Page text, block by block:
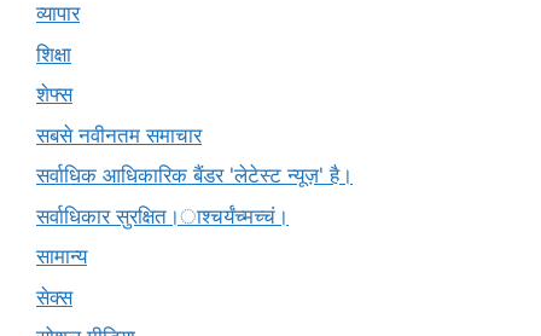
व्यापार
शिक्षा
शेफ्स
सबसे नवीनतम समाचार
सर्वाधिक आधिकारिक बैंडर 'लेटेस्ट न्यूज़' है।
सर्वाधिकार सुरक्षित।ाश्चर्यंच्मच्चं।
सामान्य
सेक्स